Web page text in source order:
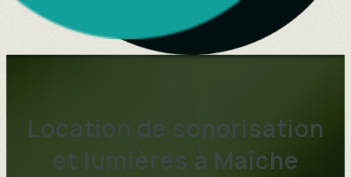
Location de sonorisation
et lumières à Maîche